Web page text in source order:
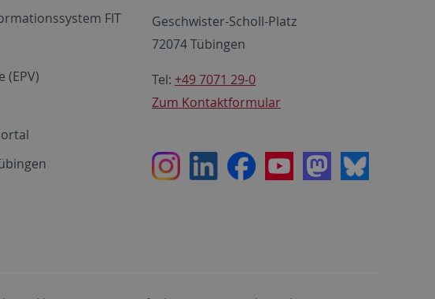
FIT
(EPV)
Geschwister-Scholl-Platz
72074 Tübingen
Tel: +49 7071 29-0
Zum Kontaktformular
InstagramLinkedInFacebookYoutubeMastodon
Bluesky